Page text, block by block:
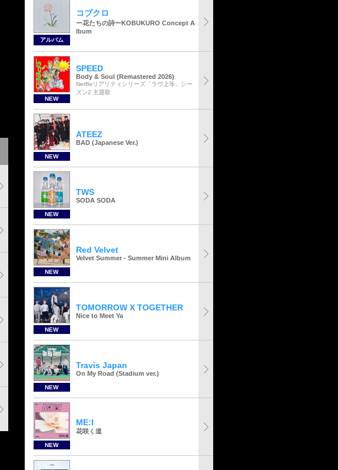
アルバム
コブクロ
ー花たちの詩ーKOBUKURO Concept A
lbum
NEW
SPEED
Body & Soul (Remastered 2026)
Netflixリアリティシリーズ「ラヴ上等」シー
ズン2 主題歌
NEW
ATEEZ
BAD (Japanese Ver.)
NEW
TWS
SODA SODA
NEW
Red Velvet
Velvet Summer - Summer Mini Album
NEW
TOMORROW X TOGETHER
Nice to Meet Ya
NEW
Travis Japan
On My Road (Stadium ver.)
NEW
ME:I
花咲く道